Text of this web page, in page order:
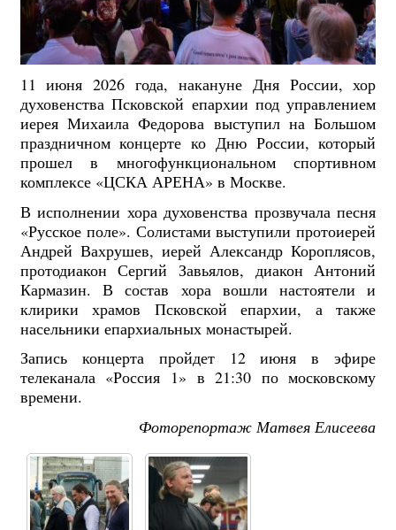
11 июня 2026 года, накануне Дня России, хор
духовенства Псковской епархии под управлением
иерея Михаила Федорова выступил на Большом
праздничном концерте ко Дню России, который
прошел в многофункциональном спортивном
комплексе «ЦСКА АРЕНА» в Москве.
В исполнении хора духовенства прозвучала песня
«Русское поле». Солистами выступили протоиерей
Андрей Вахрушев, иерей Александр Короплясов,
протодиакон Сергий Завьялов, диакон Антоний
Кармазин. В состав хора вошли настоятели и
клирики храмов Псковской епархии, а также
насельники епархиальных монастырей.
Запись концерта пройдет 12 июня в эфире
телеканала «Россия 1» в 21:30 по московскому
времени.
Фоторепортаж Матвея Елисеева